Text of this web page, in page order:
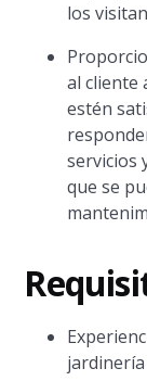
los
al cliente
estén
servicios
que se